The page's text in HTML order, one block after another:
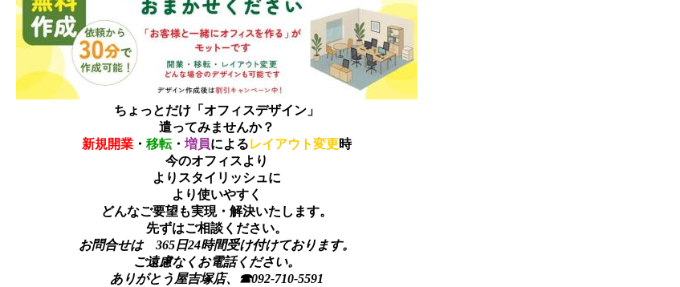
ちょっとだけ「オフィスデザイン」
遣ってみませんか？
新規開業・ 移転・ 増員によるレイアウト変更時
今のオフィスより
よりスタイリッシュに
より使いやすく
どんなご要望も実現・解決いたします。
先ずはご相談ください。
お問合せは 365日24時間受け付けております。
ご遠慮なくお電話ください。
ありがとう屋吉塚店、☎092-710-5591